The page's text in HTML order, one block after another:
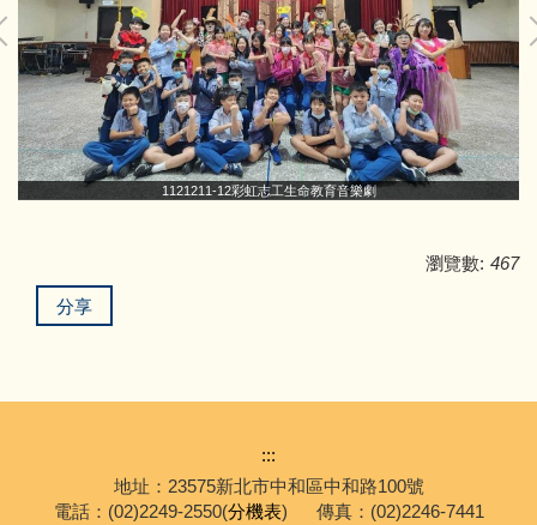
1121211-12彩虹志工生命教育音樂劇
瀏覽數: 467
分享
:::
地址：23575新北市中和區中和路100號
電話：(02)2249-2550(分機表) 傳真：(02)2246-7441